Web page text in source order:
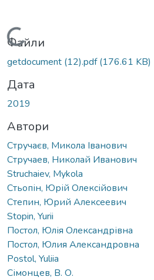
Вантажиться...
Файли
getdocument (12).pdf(176.61 KB)
Дата
2019
Автори
Стручаєв, Микола Іванович
Стручаев, Николай Иванович
Struchaiev, Mykola
Стьопін, Юрій Олексійович
Степин, Юрий Алексеевич
Stopin, Yurii
Постол, Юлія Олександрівна
Постол, Юлия Александровна
Postol, Yuliia
Сімонцев, В. О.